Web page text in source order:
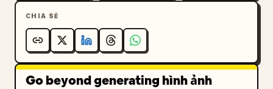
CHIA SẺ
Go beyond generating hình ảnh